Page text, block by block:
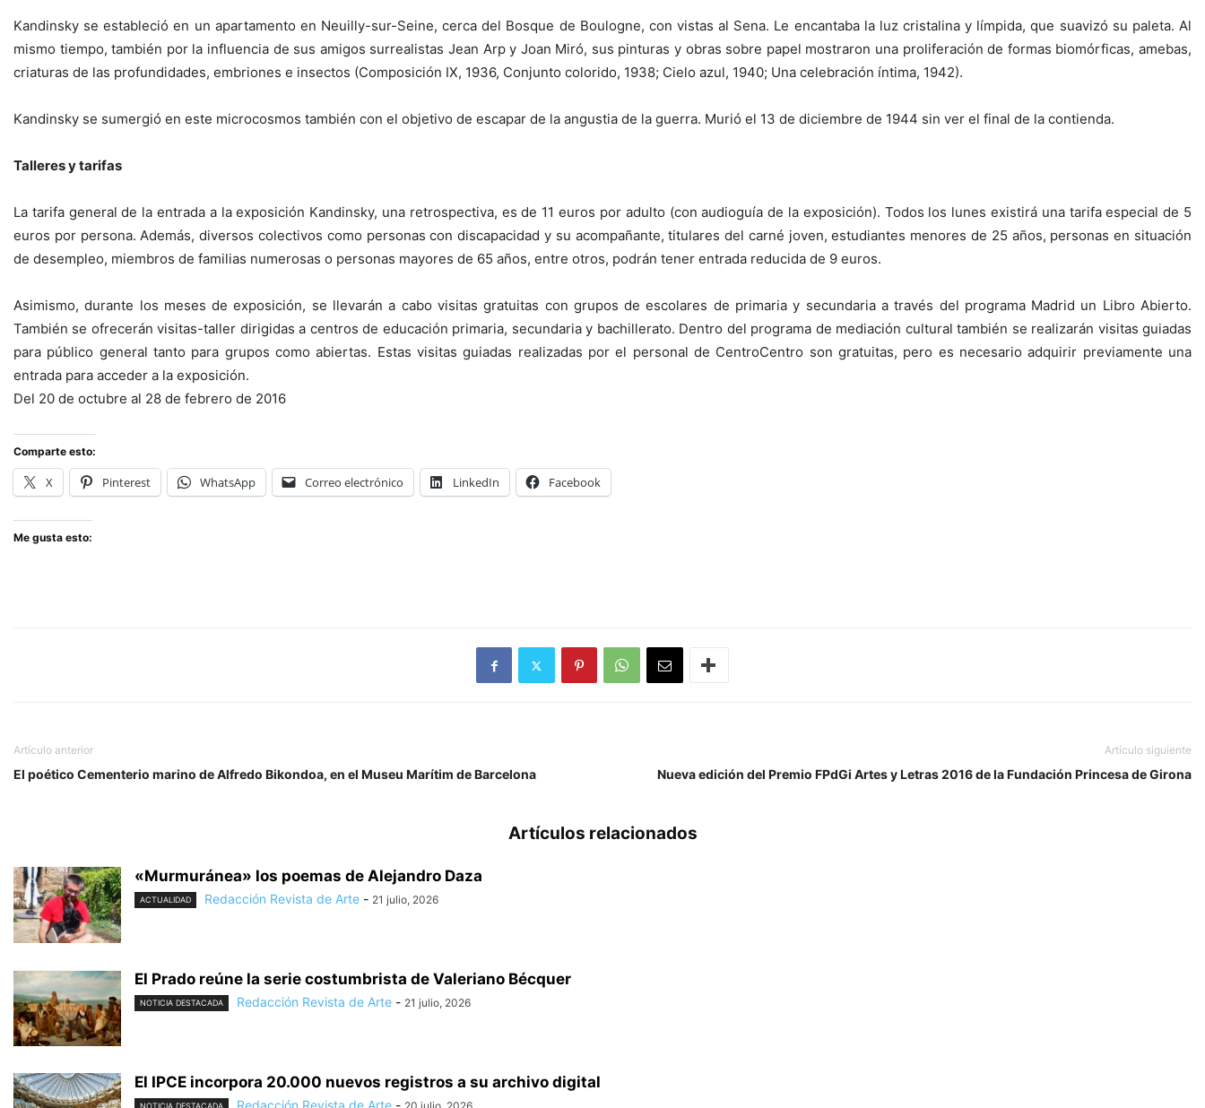
Kandinsky se estableció en un apartamento en Neuilly-sur-Seine, cerca del Bosque de Boulogne, con vistas al Sena. Le encantaba la luz cristalina y límpida, que suavizó su paleta. Al
mismo tiempo, también por la influencia de sus amigos surrealistas Jean Arp y Joan Miró, sus pinturas y obras sobre papel mostraron una proliferación de formas biomórficas, amebas,
criaturas de las profundidades, embriones e insectos (Composición IX, 1936, Conjunto colorido, 1938; Cielo azul, 1940; Una celebración íntima, 1942).
Kandinsky se sumergió en este microcosmos también con el objetivo de escapar de la angustia de la guerra. Murió el 13 de diciembre de 1944 sin ver el final de la contienda.
Talleres y tarifas
La tarifa general de la entrada a la exposición Kandinsky, una retrospectiva, es de 11 euros por adulto (con audioguía de la exposición). Todos los lunes existirá una tarifa especial de 5
euros por persona. Además, diversos colectivos como personas con discapacidad y su acompañante, titulares del carné joven, estudiantes menores de 25 años, personas en situación
de desempleo, miembros de familias numerosas o personas mayores de 65 años, entre otros, podrán tener entrada reducida de 9 euros.
Asimismo, durante los meses de exposición, se llevarán a cabo visitas gratuitas con grupos de escolares de primaria y secundaria a través del programa Madrid un Libro Abierto.
También se ofrecerán visitas-taller dirigidas a centros de educación primaria, secundaria y bachillerato. Dentro del programa de mediación cultural también se realizarán visitas guiadas
para público general tanto para grupos como abiertas. Estas visitas guiadas realizadas por el personal de CentroCentro son gratuitas, pero es necesario adquirir previamente una
entrada para acceder a la exposición.
Del 20 de octubre al 28 de febrero de 2016
Comparte esto:
X Pinterest WhatsApp Correo electrónico LinkedIn Facebook
Me gusta esto:
Artículo anterior
El poético Cementerio marino de Alfredo Bikondoa, en el Museu Marítim de Barcelona
Artículo siguiente
Nueva edición del Premio FPdGi Artes y Letras 2016 de la Fundación Princesa de Girona
Artículos relacionados
«Murmuránea» los poemas de Alejandro Daza
ACTUALIDAD Redacción Revista de Arte - 21 julio, 2026
El Prado reúne la serie costumbrista de Valeriano Bécquer
NOTICIA DESTACADA Redacción Revista de Arte - 21 julio, 2026
El IPCE incorpora 20.000 nuevos registros a su archivo digital
NOTICIA DESTACADA Redacción Revista de Arte -